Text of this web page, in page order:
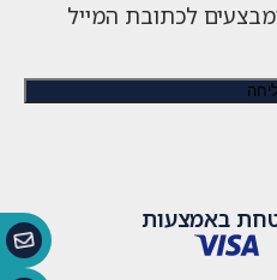
לכתובת המייל
באמצעות